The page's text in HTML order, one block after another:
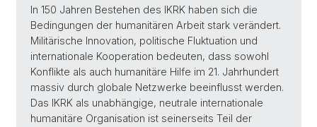
In 150 Jahren Bestehen des IKRK haben sich die
Bedingungen der humanitären Arbeit stark verändert.
Militärische Innovation, politische Fluktuation und
internationale Kooperation bedeuten, dass sowohl
Konflikte als auch humanitäre Hilfe im 21. Jahrhundert
massiv durch globale Netzwerke beeinflusst werden.
Das IKRK als unabhängige, neutrale internationale
humanitäre Organisation ist seinerseits Teil der